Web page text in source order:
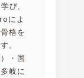
び、
によ
格を
。
・国
岐に